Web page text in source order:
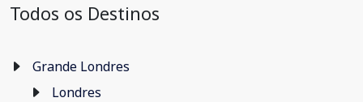
Todos os Destinos
Grande Londres
Londres